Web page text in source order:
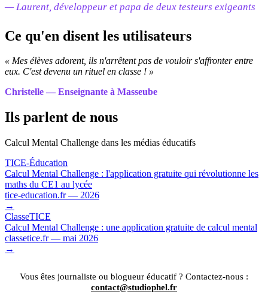
— Laurent, développeur et papa de deux testeurs exigeants
Ce qu'en disent les utilisateurs
« Mes élèves adorent, ils n'arrêtent pas de vouloir s'affronter entre
eux. C'est devenu un rituel en classe ! »
Christelle — Enseignante à Masseube
Ils parlent de nous
Calcul Mental Challenge dans les médias éducatifs
TICE-Éducation
Calcul Mental Challenge : l'application gratuite qui révolutionne les
maths du CE1 au lycée
tice-education.fr — 2026
→
ClasseTICE
Calcul Mental Challenge : une application gratuite de calcul mental
classetice.fr — mai 2026
→
Vous êtes journaliste ou blogueur éducatif ? Contactez-nous :
contact@studiophel.fr